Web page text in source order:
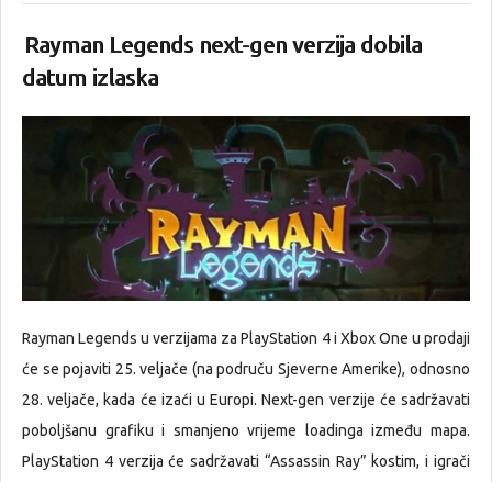
Rayman Legends next-gen verzija dobila
datum izlaska
Rayman Legends u verzijama za PlayStation 4 i Xbox One u prodaji
će se pojaviti 25. veljače (na područu Sjeverne Amerike), odnosno
28. veljače, kada će izaći u Europi. Next-gen verzije će sadržavati
poboljšanu grafiku i smanjeno vrijeme loadinga između mapa.
PlayStation 4 verzija će sadržavati “Assassin Ray” kostim, i igrači